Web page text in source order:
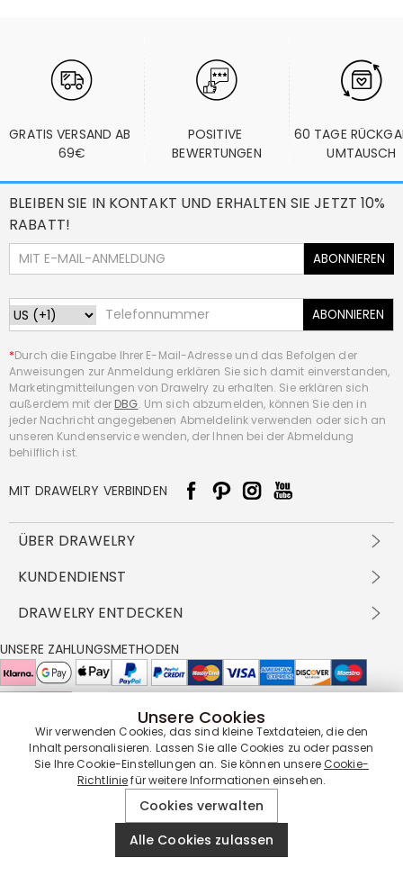
GRATIS VERSAND AB
69€
POSITIVE
BEWERTUNGEN
60 TAGE
UMTAUSCH
BLEIBEN SIE IN KONTAKT UND ERHALTEN SIE JETZT 10%
RABATT!
ABONNIEREN
ABONNIEREN
*Durch die Eingabe Ihrer E-Mail-Adresse und das Befolgen der
Anweisungen zur Anmeldung erklären Sie sich damit einverstanden,
Marketingmitteilungen von Drawelry zu erhalten. Sie erklären sich
außerdem mit der DBG. Um sich abzumelden, können Sie den in
jeder Nachricht angegebenen Abmeldelink verwenden oder sich an
unseren Kundenservice wenden, der Ihnen bei der Abmeldung
behilflich ist.
MIT DRAWELRY VERBINDEN
ÜBER DRAWELRY
Über Uns
DBG
FAQ
Cookie-Richtlinie
KUNDENDIENST
Versandbedingungen
Rückgabe & Umtausch
Pflegehinweis
DRAWELRY ENTDECKEN
Großhandelsangebot
Drawelry Prime
Bonusprogramm
UNSERE ZAHLUNGSMETHODEN
UNSERE LIEFERPARTNER
UNSERE SERVICEGARANTIE
© 2019 - 2026DrawelryWebsite All Rights Reserved.
Unsere Cookies
Wir verwenden Cookies, das sind kleine Textdateien, die den
Inhalt personalisieren. Lassen Sie alle Cookies zu oder passen
Sie Ihre Cookie-Einstellungen an. Sie können unsereCookie-
Richtliniefür weitere Informationen einsehen.
Cookies verwalten
Alle Cookies zulassen